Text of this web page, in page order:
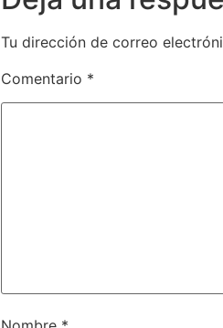
Tu dirección de correo
Comentario *